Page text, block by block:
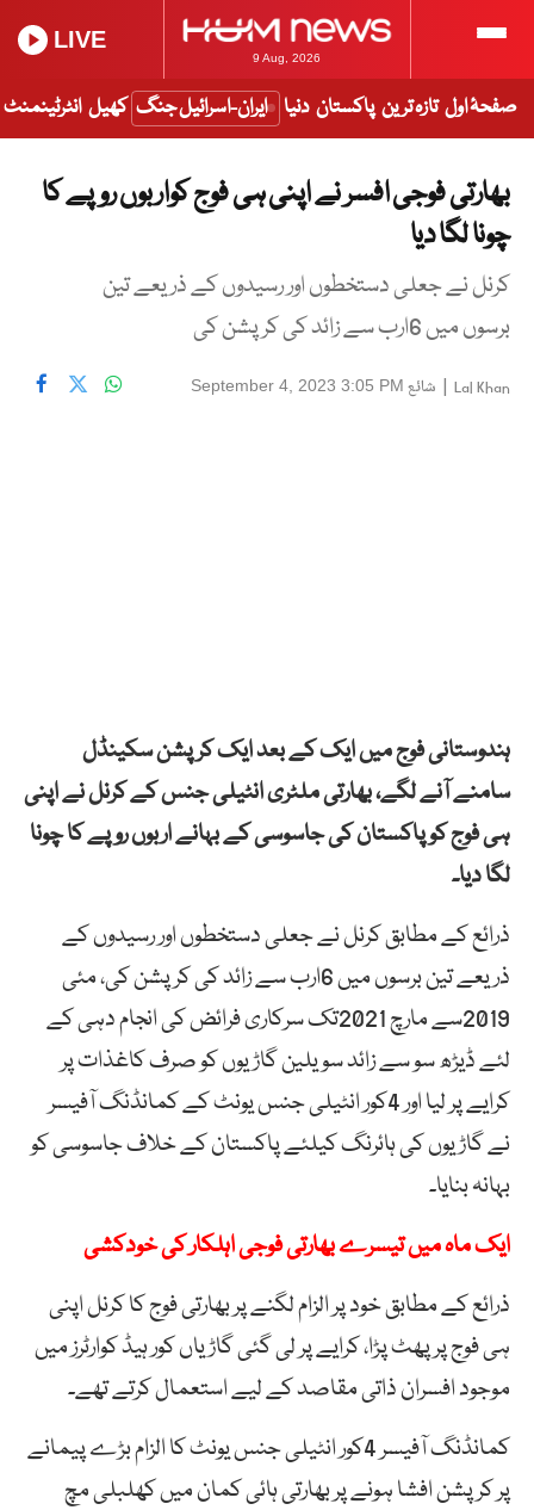
9 Aug, 2026
LIVE
صفحۂ اول تازہ ترین پاکستان دنیا ایران-اسرائیل جنگ کھیل انٹرٹینمنٹ
بھارتی فوجی افسر نے اپنی ہی فوج کواربوں روپے کا
چونا لگا دیا
کرنل نے جعلی دستخطوں اور رسیدوں کے ذریعے تین
برسوں میں 6ارب سے زائد کی کرپشن کی
Lal Khan
| شائع September 4, 2023 3:05 PM
ہندوستانی فوج میں ایک کے بعد ایک کرپشن سکینڈل
سامنے آنے لگے، بھارتی ملٹری انٹیلی جنس کے کرنل نے اپنی
ہی فوج کو پاکستان کی جاسوسی کے بہانے اربوں روپے کا چونا
لگا دیا۔
ذرائع کے مطابق کرنل نے جعلی دستخطوں اور رسیدوں کے
ذریعے تین برسوں میں 6ارب سے زائد کی کرپشن کی، مئی
2019سے مارچ 2021تک سرکاری فرائض کی انجام دہی کے
لئے ڈیڑھ سو سے زائد سویلین گاڑیوں کو صرف کاغذات پر
کرایے پر لیا اور 4کور انٹیلی جنس یونٹ کے کمانڈنگ آفیسر
نے گاڑیوں کی ہائرنگ کیلئے پاکستان کے خلاف جاسوسی کو
بہانہ بنایا۔
ایک ماہ میں تیسرے بھارتی فوجی اہلکار کی خودکشی
ذرائع کے مطابق خود پر الزام لگنے پر بھارتی فوج کا کرنل اپنی
ہی فوج پر پھٹ پڑا، کرایے پر لی گئی گاڑیاں کور ہیڈ کوارٹرز میں
موجود افسران ذاتی مقاصد کے لیے استعمال کرتے تھے۔
کمانڈنگ آفیسر 4کور انٹیلی جنس یونٹ کا الزام بڑے پیمانے
پر کرپشن افشا ہونے پر بھارتی ہائی کمان میں کھلبلی مچ